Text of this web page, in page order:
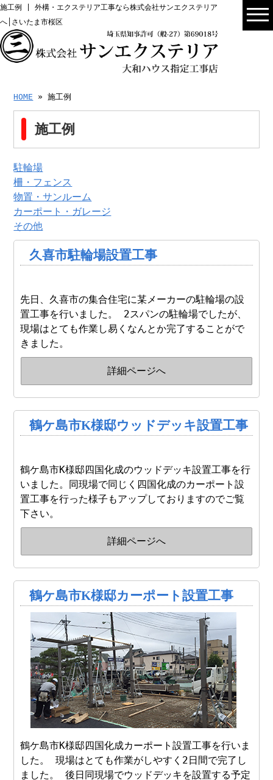
施工例 | 外構・エクステリア工事なら株式会社サンエクステリア
へ│さいたま市桜区
HOME » 施工例
施工例
駐輪場
柵・フェンス
物置・サンルーム
カーポート・ガレージ
その他
久喜市駐輪場設置工事
先日、久喜市の集合住宅に某メーカーの駐輪場の設
置工事を行いました。 2スパンの駐輪場でしたが、
現場はとても作業し易くなんとか完了することがで
きました。
詳細ページへ
鶴ケ島市K様邸ウッドデッキ設置工事
鶴ケ島市K様邸四国化成のウッドデッキ設置工事を行
いました。同現場で同じく四国化成のカーポート設
置工事を行った様子もアップしておりますのでご覧
下さい。
詳細ページへ
鶴ケ島市K様邸カーポート設置工事
鶴ケ島市K様邸四国化成カーポート設置工事を行いま
した。 現場はとても作業がしやすく2日間で完了し
ました。 後日同現場でウッドデッキを設置する予定